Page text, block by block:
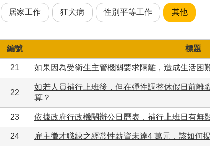
居家工作 狂犬病 性別平等工作 其他
編號 標題
21 如果因為受衛生主管機關要求隔離，造成生活困
22
如若人員補行上班後，但在彈性調整休假日前離
算？
23 依據政府行政機關辦公日曆表，補行上班日有無
24 雇主徵才職缺之經常性薪資未達4 萬元，該如何